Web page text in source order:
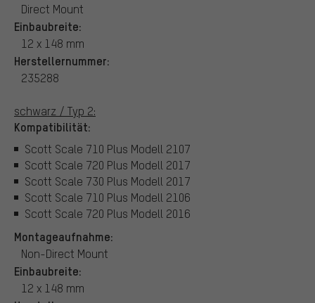
Direct Mount
Einbaubreite:
12 x 148 mm
Herstellernummer:
235288
schwarz / Typ 2:
Kompatibilität:
Scott Scale 710 Plus Modell 2107
Scott Scale 720 Plus Modell 2017
Scott Scale 730 Plus Modell 2017
Scott Scale 710 Plus Modell 2106
Scott Scale 720 Plus Modell 2016
Montageaufnahme:
Non-Direct Mount
Einbaubreite:
12 x 148 mm